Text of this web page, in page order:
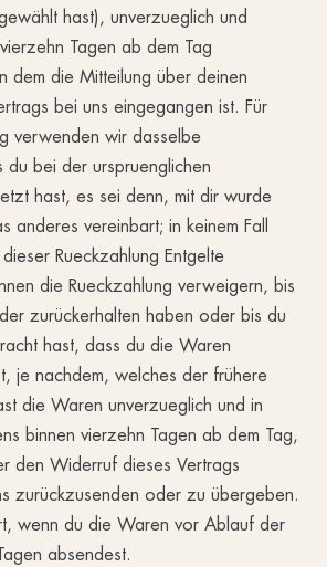
hast), unverzueglich und
Tagen ab dem Tag
dem die Mitteilung über deinen
bei uns eingegangen ist. Für
verwenden wir dasselbe
du bei der urspruenglichen
hast, es sei denn, mit dir wurde
anderes vereinbart; in keinem Fall
Rueckzahlung Entgelte
die Rueckzahlung verweigern, bis
zurückerhalten haben oder bis du
hast, dass du die Waren
je nachdem, welches der frühere
die Waren unverzueglich und in
binnen vierzehn Tagen ab dem Tag,
den Widerruf dieses Vertrags
zurückzusenden oder zu übergeben.
wenn du die Waren vor Ablauf der
absendest.